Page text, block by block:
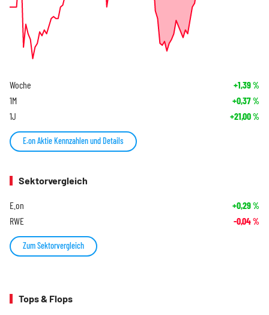
Woche +1,39%
1M +0,37%
1J +21,00%
E.on Aktie Kennzahlen und Details
Sektorvergleich
E.on +0,29%
RWE -0,04%
Zum Sektorvergleich
Tops & Flops